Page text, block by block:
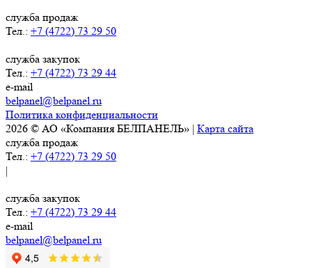
служба продаж
Тел.: +7 (4722) 73 29 50
служба закупок
Тел.: +7 (4722) 73 29 44
e-mail
belpanel@belpanel.ru
Политика конфиденциальности
2026 © АО «Компания БЕЛПАНЕЛЬ» | Карта сайта
служба продаж
Тел.: +7 (4722) 73 29 50
|
служба закупок
Тел.: +7 (4722) 73 29 44
e-mail
belpanel@belpanel.ru